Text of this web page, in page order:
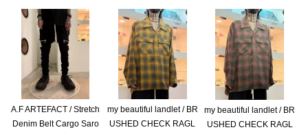
A.F ARTEFACT / Stretch
Denim Belt Cargo Saro
my beautiful landlet / BR
USHED CHECK RAGL
my beautiful landlet / BR
USHED CHECK RAGL